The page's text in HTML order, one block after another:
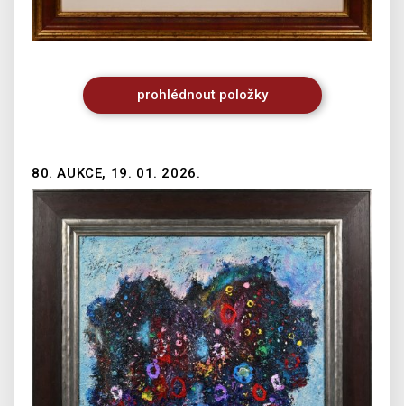
prohlédnout položky
80. AUKCE, 19. 01. 2026.